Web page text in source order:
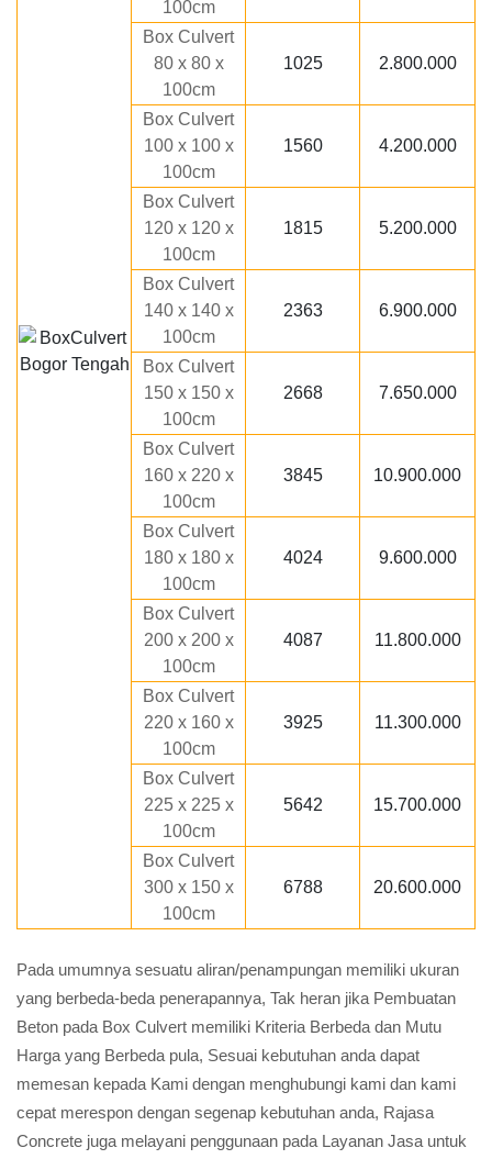
100cm
Box Culvert
80 x 80 x
100cm
1025 2.800.000
Box Culvert
100 x 100 x
100cm
1560 4.200.000
Box Culvert
120 x 120 x
100cm
1815 5.200.000
Box Culvert
140 x 140 x
100cm
2363 6.900.000
Box Culvert
150 x 150 x
100cm
2668 7.650.000
Box Culvert
160 x 220 x
100cm
3845 10.900.000
Box Culvert
180 x 180 x
100cm
4024 9.600.000
Box Culvert
200 x 200 x
100cm
4087 11.800.000
Box Culvert
220 x 160 x
100cm
3925 11.300.000
Box Culvert
225 x 225 x
100cm
5642 15.700.000
Box Culvert
300 x 150 x
100cm
6788 20.600.000
Pada umumnya sesuatu aliran/penampungan memiliki ukuran
yang berbeda-beda penerapannya, Tak heran jika Pembuatan
Beton pada Box Culvert memiliki Kriteria Berbeda dan Mutu
Harga yang Berbeda pula, Sesuai kebutuhan anda dapat
memesan kepada Kami dengan menghubungi kami dan kami
cepat merespon dengan segenap kebutuhan anda, Rajasa
Concrete juga melayani penggunaan pada Layanan Jasa untuk